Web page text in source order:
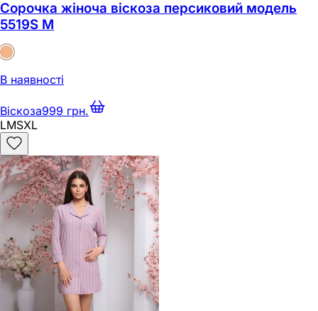
Сорочка жіноча віскоза персиковий модель
5519S M
В наявності
Віскоза999 грн.
LMSXL